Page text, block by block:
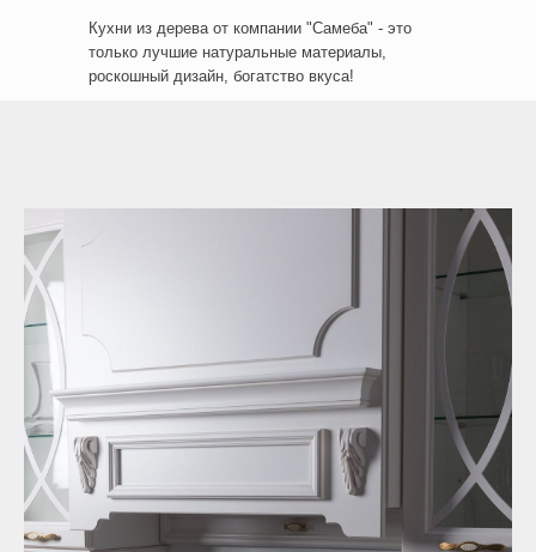
Кухни из дерева от компании "Самеба" - это
только лучшие натуральные материалы,
роскошный дизайн, богатство вкуса!